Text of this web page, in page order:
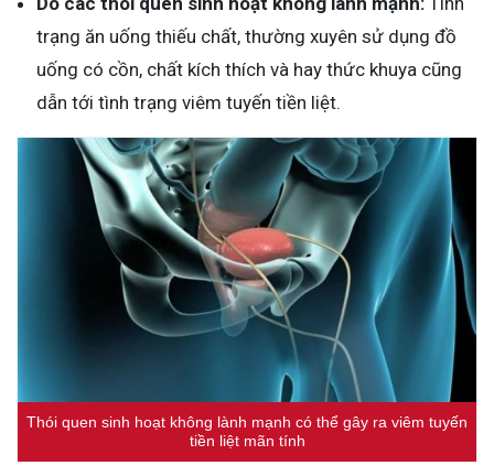
trạng ăn uống thiếu chất, thường xuyên sử dụng đồ
uống có cồn, chất kích thích và hay thức khuya cũng
dẫn tới tình trạng viêm tuyến tiền liệt.
Thói quen sinh hoạt không lành mạnh có thể gây ra viêm tuyến
tiền liệt mãn tính